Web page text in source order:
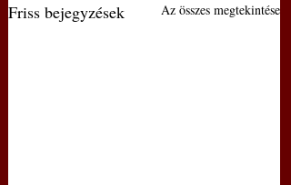
Friss bejegyzések Az összes megtekintése